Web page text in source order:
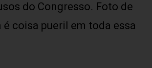
do Congresso. Foto de
é coisa pueril em toda essa